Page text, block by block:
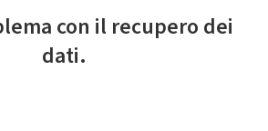
con il recupero dei
dati.